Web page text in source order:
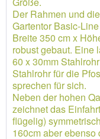
Der Rahmen und
Gartentor Basic-
Breite 350 cm x
robust gebaut. Eine
60 x 30mm
Stahlrohr für die
sprechen für sich.
Neben der hohen
zeichnet das
flügelig)
160cm aber